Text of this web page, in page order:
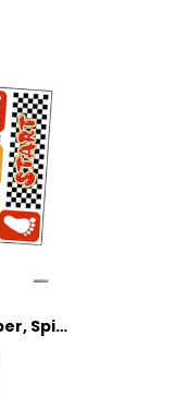
Sharplace Bodenaufkleber, Spielaufkleber, abziehbar und klebrig, Wanddekoration, Handabdruck-Wandaufkleber, PVC-Tapete für Flur und Wohnzimmer